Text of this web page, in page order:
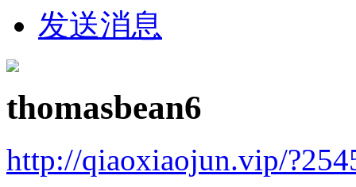
发送消息
thomasbean6
http://qiaoxiaojun.vip/